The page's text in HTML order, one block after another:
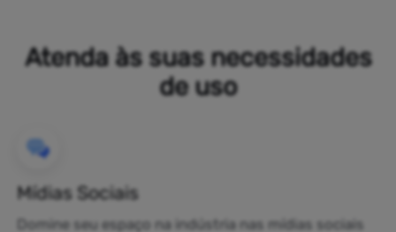
Atenda às suas necessidades
de uso
Mídias Sociais
Domine seu espaço na indústria nas mídias sociais